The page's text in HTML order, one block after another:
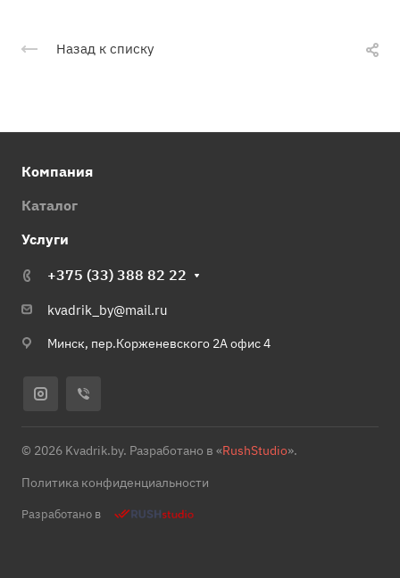
Назад к списку
Компания
Каталог
Услуги
+375 (33) 388 82 22
kvadrik_by@mail.ru
Минск, пер.Корженевского 2А офис 4
© 2026 Kvadrik.by. Разработано в «RushStudio».
Политика конфиденциальности
Разработано в